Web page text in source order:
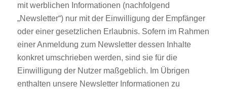
mit werblichen Informationen (nachfolgend
„Newsletter“) nur mit der Einwilligung der Empfänger
oder einer gesetzlichen Erlaubnis. Sofern im Rahmen
einer Anmeldung zum Newsletter dessen Inhalte
konkret umschrieben werden, sind sie für die
Einwilligung der Nutzer maßgeblich. Im Übrigen
enthalten unsere Newsletter Informationen zu